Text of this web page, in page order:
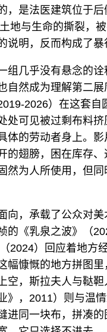
，是法医建筑位于
地与生命的撕裂
说明，反而构成了暴
组几乎没有悬念的
然成为理解第二展
2026）在这套
可见被过剩布料挤
体的劳动者身上。
的翅膀，困在库存
然为人所使用，但
向，承载了公众对
《乳泉之波》（
2024）回应着地
幅慷慨的地方拼图
空，斯拉夫人与鞑
》，2011）则与温
进同一块布，拼凑